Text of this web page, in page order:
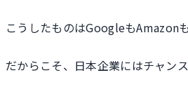
こうしたものはGoogleもAmazon
だからこそ、日本企業にはチャンス